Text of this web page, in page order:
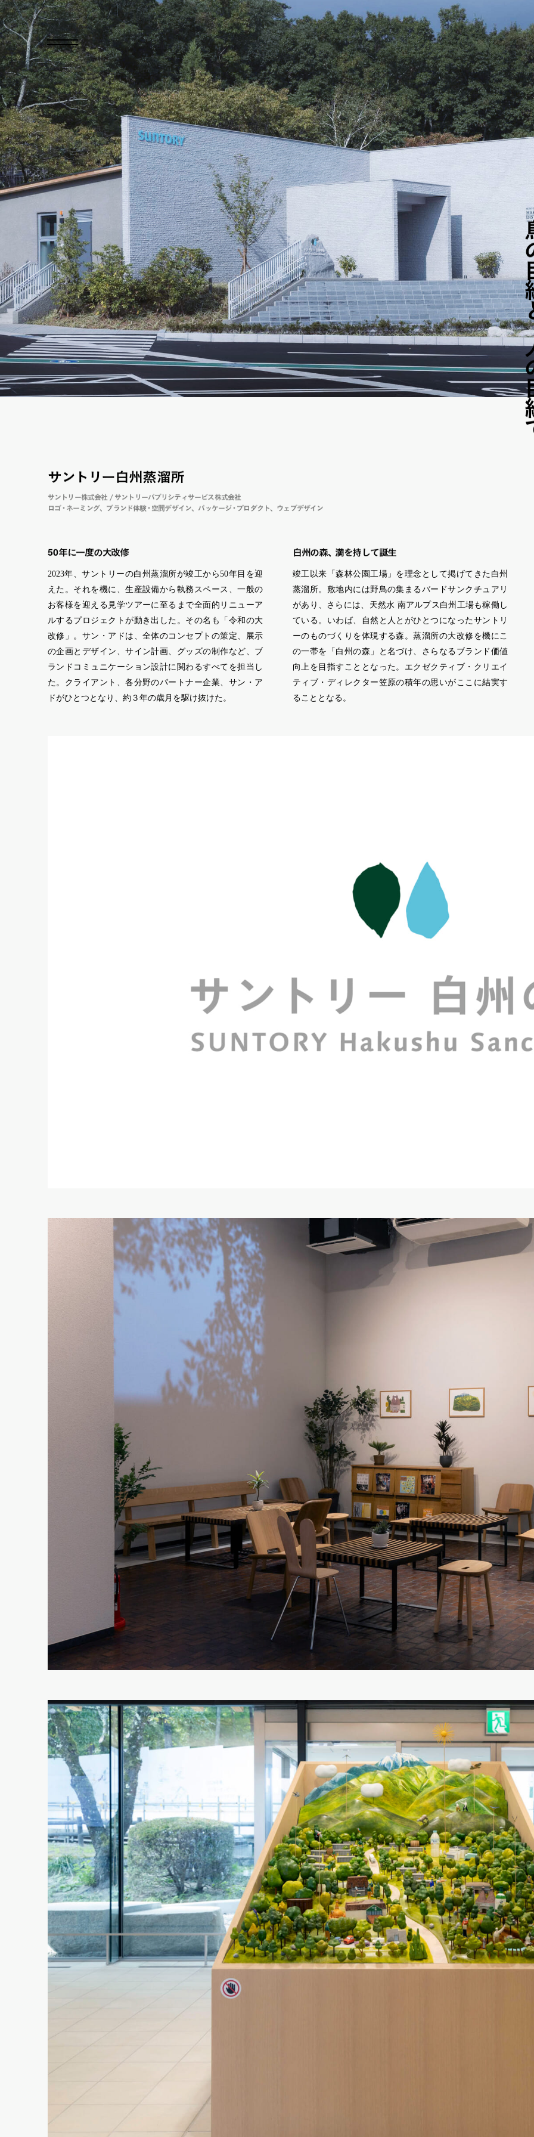
サン ト リー白州蒸溜所
サン ト リ ー株式会社 / サン ト リ ーパブリ シティサービス株式会社
ロゴ・ ネーミ ング ブラ ンド体験・ 空間デザイン パ ッケージ・ プロダク ト ウェブデザイン
50年に一度の大改修
2023年、サントリーの白州蒸溜所が竣工から50年目を迎
えた。それを機に、生産設備から執務スペース、一般の
お客様を迎える見学ツアーに至るまで全面的リニューア
ルするプロジェクトが動き出した。その名も「令和の大
改修」。サン・アドは、全体のコンセプトの策定、展示
の企画とデザイン、サイン計画、グッズの制作など、ブ
ランドコミュニケーション設計に関わるすべてを担当し
た。クライアント、各分野のパートナー企業、サン・ア
ドがひとつとなり、約３年の歳月を駆け抜けた。
白州の森、 満を持 して誕生
竣工以来「森林公園工場」を理念として掲げてきた白州
蒸溜所。敷地内には野鳥の集まるバードサンクチュアリ
があり、さらには、天然水 南アルプス白州工場も稼働し
ている。いわば、自然と人とがひとつになったサントリ
ーのものづくりを体現する森。蒸溜所の大改修を機にこ
の一帯を「白州の森」と名づけ、さらなるブランド価値
向上を目指すこととなった。エクゼクティブ・クリエイ
ティブ・ディレクター笠原の積年の思いがここに結実す
ることとなる。